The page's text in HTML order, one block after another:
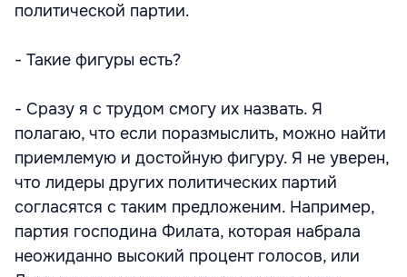
политической партии.
- Такие фигуры есть?
- Сразу я с трудом смогу их назвать. Я
полагаю, что если поразмыслить, можно найти
приемлемую и достойную фигуру. Я не уверен,
что лидеры других политических партий
согласятся с таким предложеним. Например,
партия господина Филата, которая набрала
неожиданно высокий процент голосов, или